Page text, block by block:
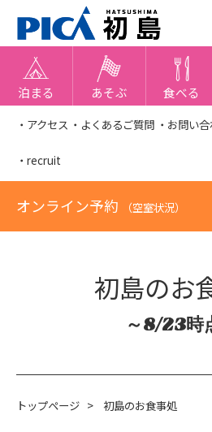
泊まる あそぶ 食べる
・アクセス ・よくあるご質問 ・お問い
・recruit
オンライン予約 （空室状況）
初島のお
～8/23時
トップページ > 初島のお食事処